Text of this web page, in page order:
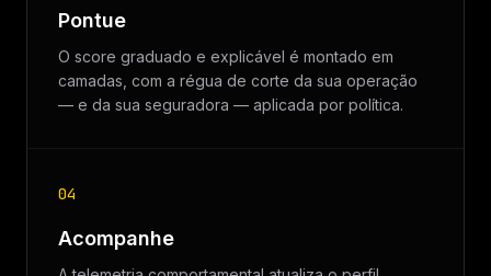
Pontue
O score graduado e explicável é montado em
camadas, com a régua de corte da sua operação
— e da sua seguradora — aplicada por política.
04
Acompanhe